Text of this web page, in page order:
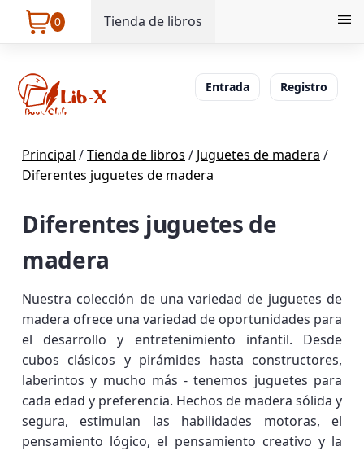
0 Tienda de libros
Entrada Registro
Principal /Tienda de libros / Juguetes de madera /
Diferentes juguetes de madera
Diferentes juguetes de
madera
Nuestra colección de una variedad de juguetes de
madera ofrece una variedad de oportunidades para
el desarrollo y entretenimiento infantil. Desde
cubos clásicos y pirámides hasta constructores,
laberintos y mucho más - tenemos juguetes para
cada edad y preferencia. Hechos de madera sólida y
segura, estimulan las habilidades motoras, el
pensamiento lógico, el pensamiento creativo y la